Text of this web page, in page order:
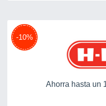
-10%
Ahorra hasta un